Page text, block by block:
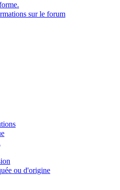
sur le forum
ou d'origine